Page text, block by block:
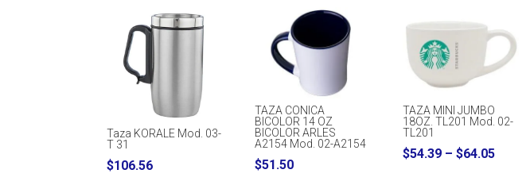
Taza KORALE Mod. 03-
T 31
$106.56
TAZA CONICA
BICOLOR 14 OZ
BICOLOR ARLES
A2154 Mod. 02-A2154
$51.50
TAZA MINI JUMBO
18OZ. TL201 Mod. 02-
TL201
$54.39 – $64.05Price